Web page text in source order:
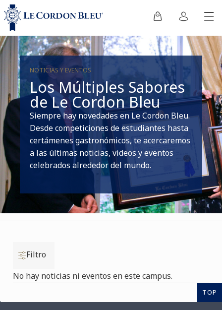
NOTICIAS Y EVENTOS
Los Múltiples Sabores
de Le Cordon Bleu
Siempre hay novedades en Le Cordon Bleu.
Desde competiciones de estudiantes hasta
certámenes gastronómicos, te acercaremos
a las últimas noticias, videos y eventos
celebrados alrededor del mundo.
Filtro
No hay noticias ni eventos en este campus.
TOP